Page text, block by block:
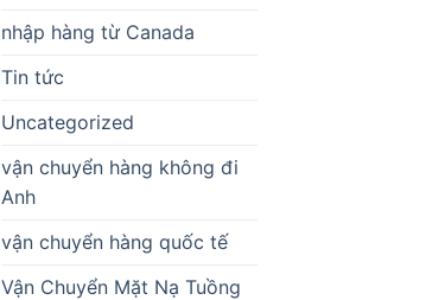
nhập hàng từ Canada
Tin tức
Uncategorized
vận chuyển hàng không đi
Anh
vận chuyển hàng quốc tế
Vận Chuyển Mặt Nạ Tuồng